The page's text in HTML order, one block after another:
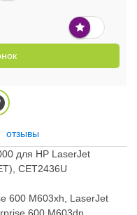
отзывы
для HP LaserJet
CET2436U
600 M603xh, LaserJet
600 M603dn,